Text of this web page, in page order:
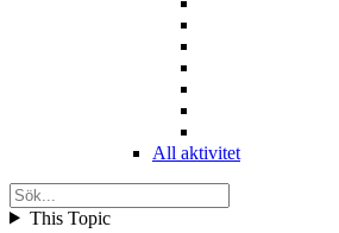
All aktivitet
This Topic